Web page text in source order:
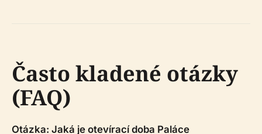
Často kladené otázky
(FAQ)
Otázka: Jaká je otevírací doba Paláce